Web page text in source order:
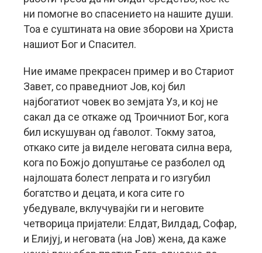
ни помогне во спасението на нашите души.
Тоа е суштината на овие зборови на Христа
нашиот Бог и Спасител.
Ние имаме прекрасен пример и во Стариот
Завет, со праведниот Јов, кој бил
најбогатиот човек во земјата Уз, и кој не
сакал да се откаже од Троичниот Бог, кога
бил искушуван од ѓаволот. Токму затоа,
откако сите ја виделе неговата силна вера,
кога по Божјо допуштање се разболел од
најлошата болест лепрата и го изгубил
богатство и децата, и кога сите го
убедувале, вклучувајќи ги и неговите
четворица пријатели: Елдат, Вилдад, Софар,
и Елијуј, и неговата (на Јов) жена, да каже